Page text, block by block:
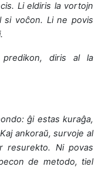
Li eldiris la vortojn
si voĉon. Li ne povis
predikon, diris al la
ĝi estas kuraĝa,
ankoraŭ, survoje al
resurekto. Ni povas
de metodo, tiel